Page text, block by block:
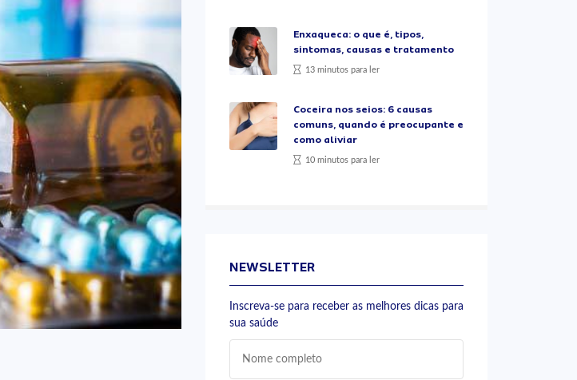
Enxaqueca: o que é, tipos,
sintomas, causas e tratamento
13 minutos para ler
Coceira nos seios: 6 causas
comuns, quando é preocupante e
como aliviar
10 minutos para ler
NEWSLETTER
Inscreva-se para receber as melhores dicas para
sua saúde